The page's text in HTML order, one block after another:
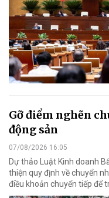
Gỡ điểm nghẽn
động sản
07/08/2026 16:05
Dự thảo Luật Kinh doanh
thiện quy định về chuyển
điều khoản chuyển tiếp để